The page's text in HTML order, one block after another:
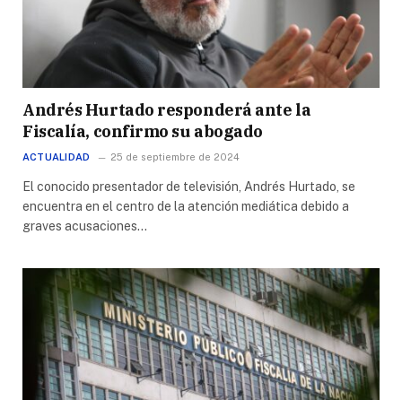
Andrés Hurtado responderá ante la
Fiscalía, confirmo su abogado
ACTUALIDAD 25 de septiembre de 2024
El conocido presentador de televisión, Andrés Hurtado, se
encuentra en el centro de la atención mediática debido a
graves acusaciones…